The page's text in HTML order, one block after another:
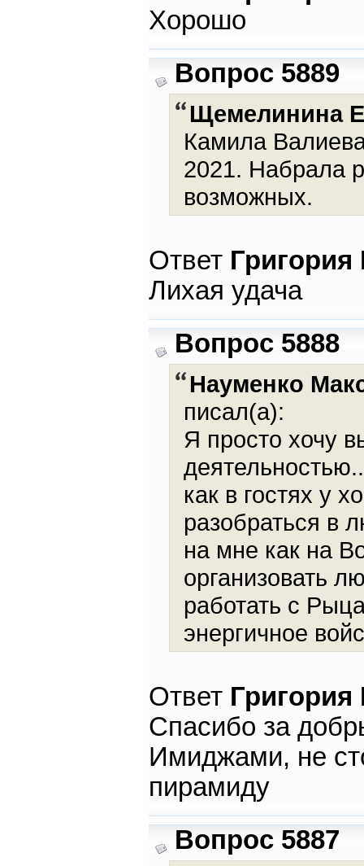
Хорошо
Вопрос 5889
Щемелинина
Камила
2021. Набрала
возможных.
Ответ
Лихая удача
Вопрос 5888
Науменко
писал(а):
Я просто хочу
как в гостях у
разобраться в
на мне как на
организовать
работать с
энергичное
Ответ
Спасибо за
Имиджами, не
пирамиду
Вопрос 5887